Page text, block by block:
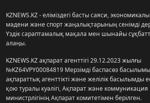
KZNEWS.KZ - еліміздегі басты саяси,
мәдени және спорт жаңалықтарының сенімді
Үздік сараптамалық мақала мен шынайы
алаңы.
KZNEWS.KZ ақпарат агенттігі 29.12.2023 жылғы
№KZ64VPY00084819 Мерзімді баспасөз
ақпараттық агенттікті және желілік басылымды
қою туралы куәлігі, Ақпарат және коммуникация
министрлігінің Ақпарат комитетімен берілген.